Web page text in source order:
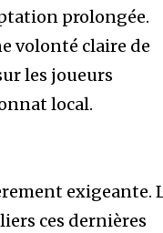
prolongée.
volonté claire de
les joueurs
local.
exigeante.
ces dernières